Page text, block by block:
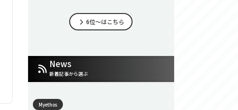
6位～はこちら
News
新着記事から選ぶ
Myethos